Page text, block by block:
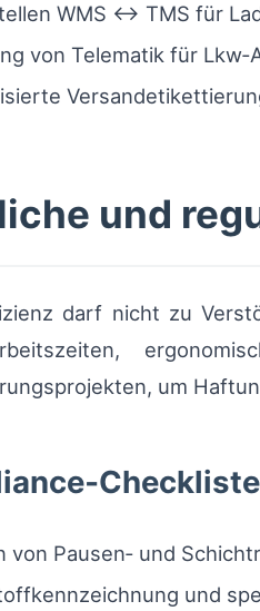
WMS ↔ TMS für
von Telematik für
und
darf nicht zu
um
von Pausen‑ und
und